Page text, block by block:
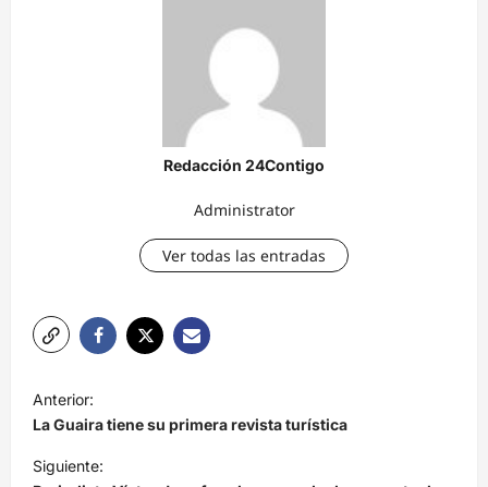
Redacción 24Contigo
Administrator
Ver todas las entradas
a
v
Anterior:
La Guaira tiene su primera revista turística
Siguiente: